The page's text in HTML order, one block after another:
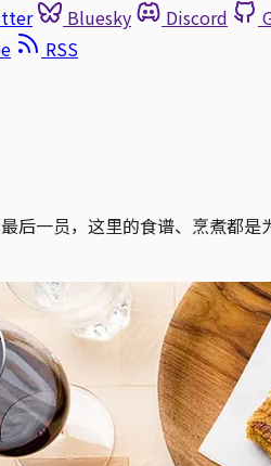
Bluesky Discord
RSS
后一员，这里的食谱、烹煮都